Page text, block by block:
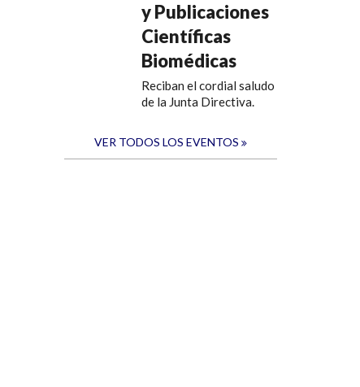
y Publicaciones
Científicas
Biomédicas
Reciban el cordial saludo
de la Junta Directiva.
VER TODOS LOS EVENTOS